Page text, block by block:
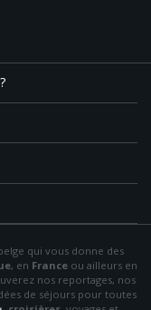
qui vous donne des
, en Franceou ailleurs en
nos reportages, nos
de séjours pour toutes